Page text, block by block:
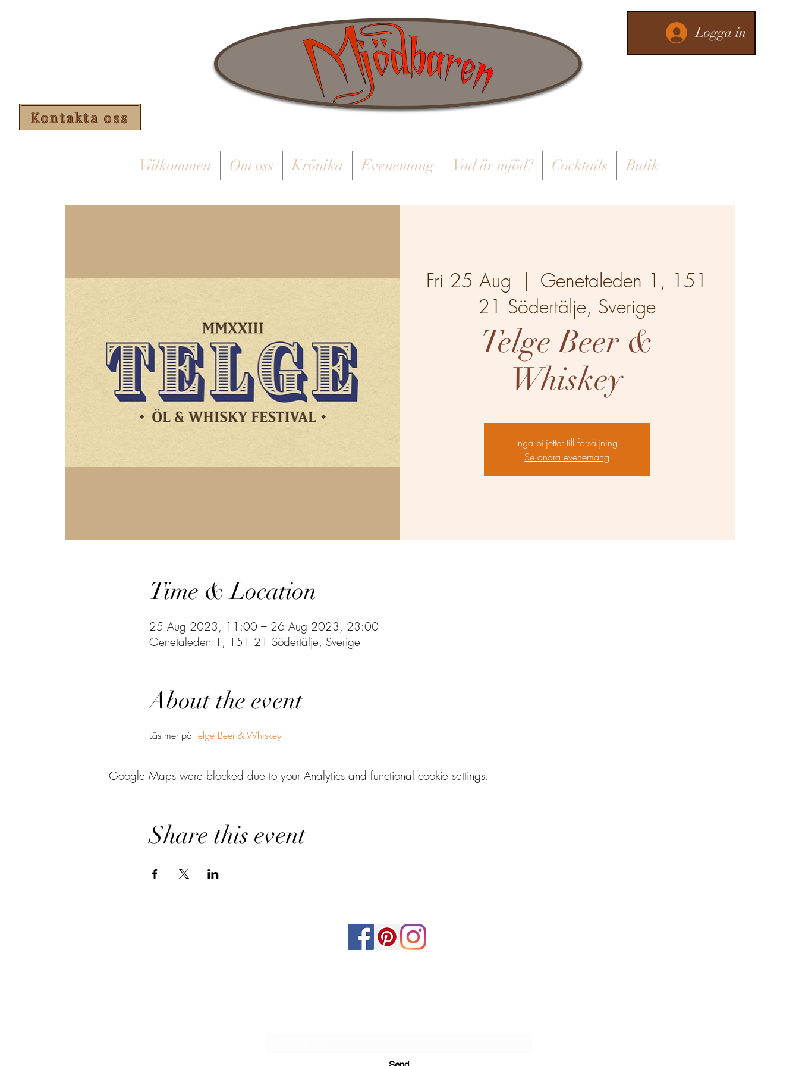
Logga in
Välkommen Om oss Krönika Evenemang Vad är mjöd? Cocktails Butik
Fri 25 Aug
  |
Genetaleden 1, 151
21 Södertälje, Sverige
Telge Beer &
Whiskey
Inga biljetter till försäljning
Se andra evenemang
Time & Location
25 Aug 2023, 11:00 – 26 Aug 2023, 23:00
Genetaleden 1, 151 21 Södertälje, Sverige
About the event
Läs mer på Telge Beer & Whiskey
Google Maps were blocked due to your Analytics and functional cookie settings.
Share this event
Kontakta oss